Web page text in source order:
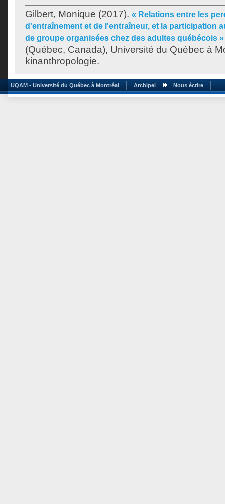
Gilbert, Monique (2017). « Relations entre les
d'entraînement et de l'entraîneur, et la participation
de groupe organisées chez des adultes québécois »
(Québec, Canada), Université du Québec à
kinanthropologie.
UQAM - Université du Québec à Montréal Archipel Nous écrire